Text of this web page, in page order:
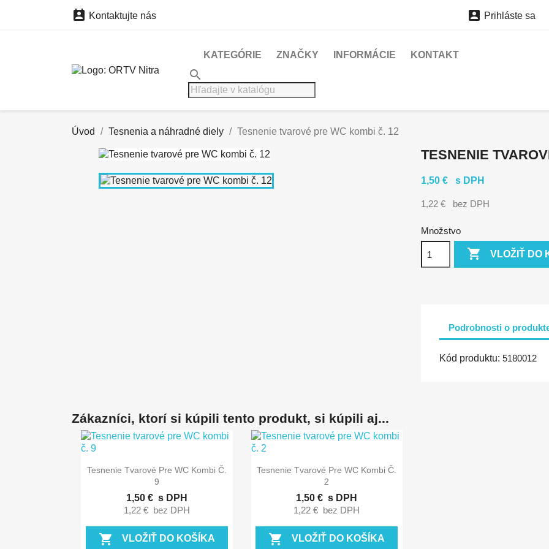
 Kontaktujte nás  Prihláste sa
KATEGÓRIE ZNAČKY INFORMÁCIE KONTAKT
search
Úvod Tesnenia a náhradné diely Tesnenie tvarové pre WC kombi č. 12
TESNENIE
1,50 € s DPH
1,22 € bez DPH
Množstvo
 VLOŽIŤ DO
Podrobnosti o
Kód produktu: 5180012
Zákazníci, ktorí si kúpili tento produkt, si kúpili aj...
Rýchly náhľad
Tesnenie Tvarové Pre WC Kombi Č.
9
1,50 € s DPH
1,22 € bez DPH
shopping_cart VLOŽIŤ DO KOŠÍKA
Rýchly náhľad
Tesnenie Tvarové Pre WC Kombi Č.
2
1,50 € s DPH
1,22 € bez DPH
shopping_cart VLOŽIŤ DO KOŠÍKA